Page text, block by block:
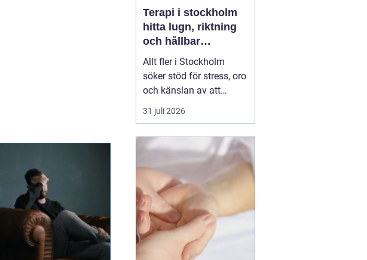
Terapi i stockholm
hitta lugn, riktning
och hållbar
förändring
Allt fler i Stockholm
söker stöd för stress, oro
och känslan av att
vardagen skenar. Många
har testat att vila mer,
men märker att det inte
räcker. Terapi blir då en
plats där någon lyssnar
på djupet, ställer rätt
frågor och h...
31 juli 2026